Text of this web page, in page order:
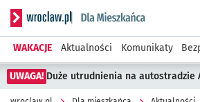
Serwis informacyjny wroclaw.pl
WAKACJE Aktualności Komunikaty
UWAGA! Duże utrudnienia na autostradzie